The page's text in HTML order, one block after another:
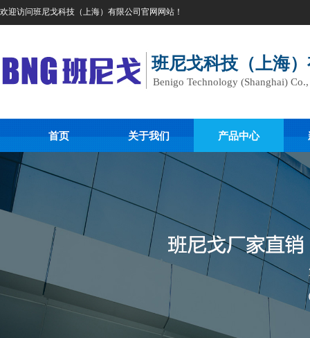
欢迎访问班尼戈科技（上海）有限公司官网网站！
班尼戈科技（上海
Benigo Technology (Shanghai)
首页 关于我们 产品中心